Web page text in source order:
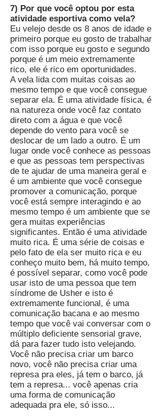
7) Por que você optou por esta
atividade esportiva como vela?
Eu velejo desde os 8 anos de idade e
primeiro porque eu gosto de trabalhar
com isso porque eu gosto e segundo
porque é um meio extremamente
rico, ele é rico em oportunidades.
A vela lida com muitas coisas ao
mesmo tempo e que você consegue
separar ela. É uma atividade física, é
na natureza onde você faz contato
direto com a água e que você
depende do vento para você se
deslocar de um lado a outro. É um
lugar onde você conhece as pessoas
e que as pessoas tem perspectivas
de te ajudar de uma maneira geral e
é um ambiente que você consegue
promover a comunicação, porque
você está sempre interagindo e ao
mesmo tempo é um ambiente que se
gera muitas experiências
significantes. Então é uma atividade
muito rica. É uma série de coisas e
pelo fato de ela ser muito rica e eu
conheço muito bem, há muito tempo,
é possível separar, como você pode
usar isto de uma pessoa que tem
síndrome de Usher e isto é
extremamente funcional, é uma
comunicação bacana e ao mesmo
tempo que você vai conversar com o
múltiplo deficiente sensorial grave,
dá para fazer tudo isto velejando.
Você não precisa criar um barco
novo, você não precisa criar uma
represa pra eles, já tem o barco, já
tem a represa... você apenas cria
uma forma de comunicação
adequada pra ele, só isso...